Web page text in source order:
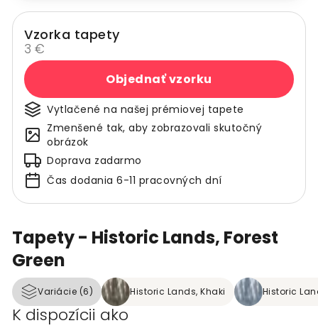
Tapety - Historic Lands, Forest
Green
Variácie (6) Historic Lands, Khaki Historic
K dispozícii ako
Vzorka tapety
3 €
Objednať vzorku
Vytlačené na našej prémiovej tapete
Zmenšené tak, aby zobrazovali skutočný
obrázok
Doprava zadarmo
Čas dodania 6-11 pracovných dní